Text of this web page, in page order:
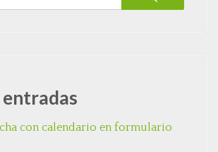
con calendario en formulario